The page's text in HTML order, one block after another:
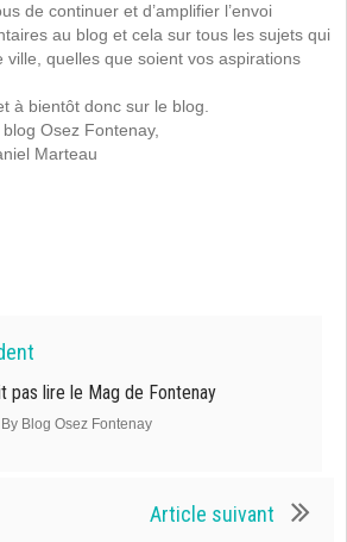
de continuer et d’amplifier l’envoi
au blog et cela sur tous les sujets qui
ville, quelles que soient vos aspirations
à bientôt donc sur le blog.
Osez Fontenay,
Marteau
pas lire le Mag de Fontenay
By Blog Osez Fontenay
Article suivant